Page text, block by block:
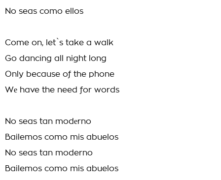
No seas como ellos
Come on, let`s take a walk
Go dancing all night long
Only because of the phone
Wе have the need for words
No seas tan modеrno
Bailemos como mis abuelos
No seas tan moderno
Bailemos como mis abuelos